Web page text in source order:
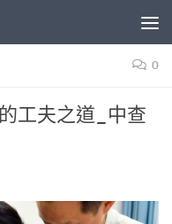
0
工夫之道_中查